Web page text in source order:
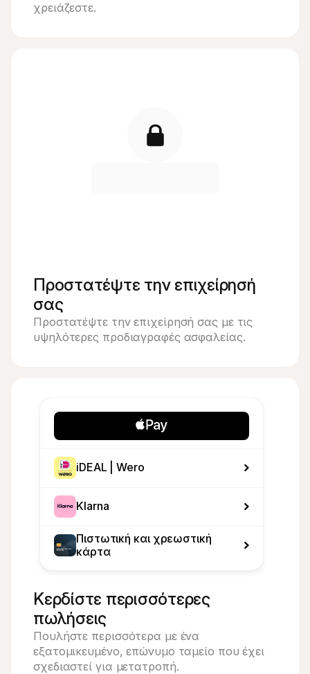
χρειάζεστε.
Προστατέψτε την επιχείρησή
σας
Προστατέψτε την επιχείρησή σας με τις
υψηλότερες προδιαγραφές ασφαλείας.
iDEAL | Wero
Klarna
Πιστωτική και χρεωστική
κάρτα
Κερδίστε περισσότερες
πωλήσεις
Πουλήστε περισσότερα με ένα
εξατομικευμένο, επώνυμο ταμείο που έχει
σχεδιαστεί για μετατροπή.